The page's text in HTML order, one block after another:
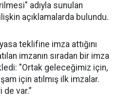
adıyla sunulan
açıklamalarda bulundu.
teklifine imza attığını
imzanın sıradan bir imza
"Ortak geleceğimiz için,
için atılmış ilk imzalar.
var.”